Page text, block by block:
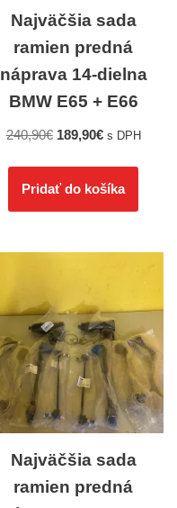
Najväčšia sada
ramien predná
náprava 14-dielna
BMW E65 + E66
240,90€ 189,90€ s DPH
Pridať do košíka
Najväčšia sada
ramien predná